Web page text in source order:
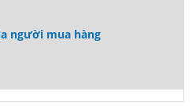
người mua hàng